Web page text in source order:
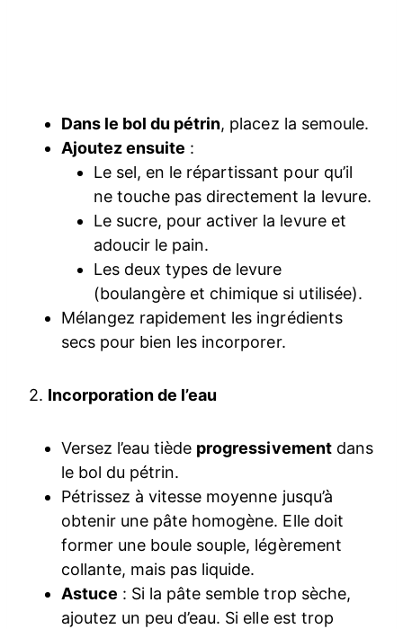
Dans le bol du pétrin, placez la semoule.
Ajoutez ensuite :
Le sel, en le répartissant pour qu’il
ne touche pas directement la levure.
Le sucre, pour activer la levure et
adoucir le pain.
Les deux types de levure
(boulangère et chimique si utilisée).
Mélangez rapidement les ingrédients
secs pour bien les incorporer.
2. Incorporation de l’eau
Versez l’eau tiède progressivementdans
le bol du pétrin.
Pétrissez à vitesse moyenne jusqu’à
obtenir une pâte homogène. Elle doit
former une boule souple, légèrement
collante, mais pas liquide.
Astuce : Si la pâte semble trop sèche,
ajoutez un peu d’eau. Si elle est trop